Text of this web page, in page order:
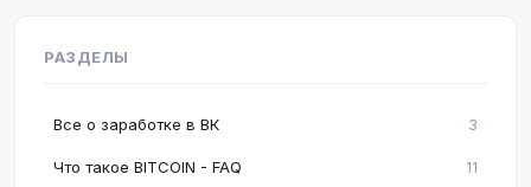
РАЗДЕЛЫ
Все о заработке в ВК 3
Что такое BITCOIN - FAQ 11